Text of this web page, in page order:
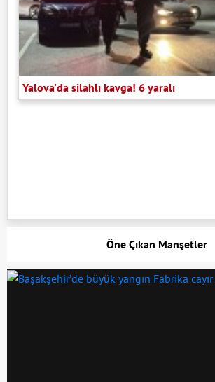
Yalova'da silahlı kavga! 6 yaralı
Öne Çıkan Manşetler